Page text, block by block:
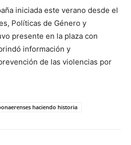
iniciada este verano desde el
Políticas de Género y
presente en la plaza con
información y
de las violencias por
haciendo historia